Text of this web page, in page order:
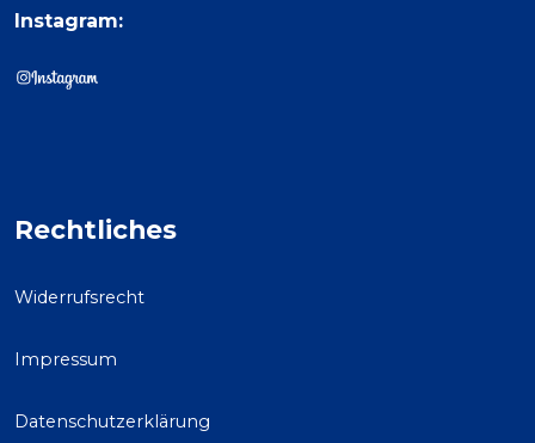
Instagram:
Rechtliches
Widerrufsrecht
Impressum
Datenschutzerklärung